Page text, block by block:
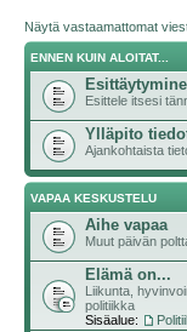
Näytä vastaamattomat
ENNEN KUIN ALOITAT...
Esittele itsesi
Ylläpito
Ajankohtaista
VAPAA KESKUSTELU
Aihe vapaa
Muut päivän
Elämä on...
Liikunta,
politiikka
Sisäalue: